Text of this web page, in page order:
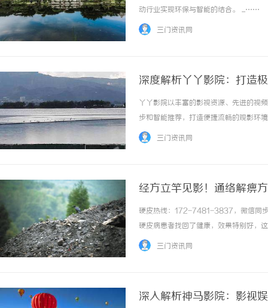
动行业实现环保与智能的结合。 ...……
三门资讯网
深度解析丫丫影院：打造
丫丫影院以丰富的影视资源、先进的视
步和智能推荐，打造便捷流畅的观影环
三门资讯网
经方立竿见影！通络解痹
硬皮热线：172-7481-3837，微信同
硬皮病患者找回了健康，效果特别好，
通经络、调和气血、滋养皮肤，通络解
三门资讯网
深入解析神马影院：影视